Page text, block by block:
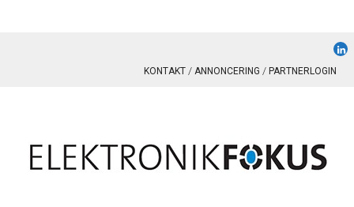
KONTAKT ANNONCERING PARTNERLOGIN